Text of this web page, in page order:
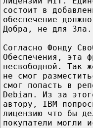
состоит в
обеспечение
Добра, не для
Согласно Фонду
Обеспечения, эта
несвободной. Так
не смог
смог попасть в
Debian. Из за
автору, IBM
лицензию что бы
покупатели могли